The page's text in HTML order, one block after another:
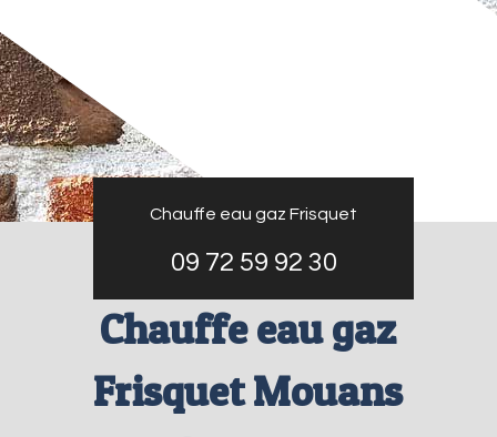
Chauffe eau gaz Frisquet
09 72 59 92 30
Chauffe eau gaz
Frisquet Mouans